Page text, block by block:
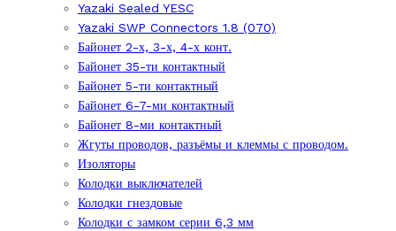
Yazaki Sealed YESC
Yazaki SWP Connectors 1.8 (070)
Байонет 2-х, 3-х, 4-х конт.
Байонет 35-ти контактный
Байонет 5-ти контактный
Байонет 6-7-ми контактный
Байонет 8-ми контактный
Жгуты проводов, разъёмы и клеммы с проводом.
Изоляторы
Колодки выключателей
Колодки гнездовые
Колодки с замком серии 6,3 мм